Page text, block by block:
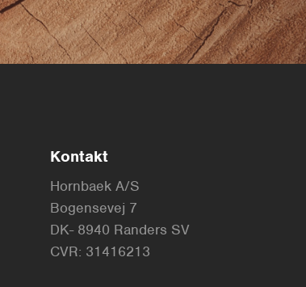
Kontakt
Hornbaek A/S
Bogensevej 7
DK- 8940 Randers SV
CVR: 31416213